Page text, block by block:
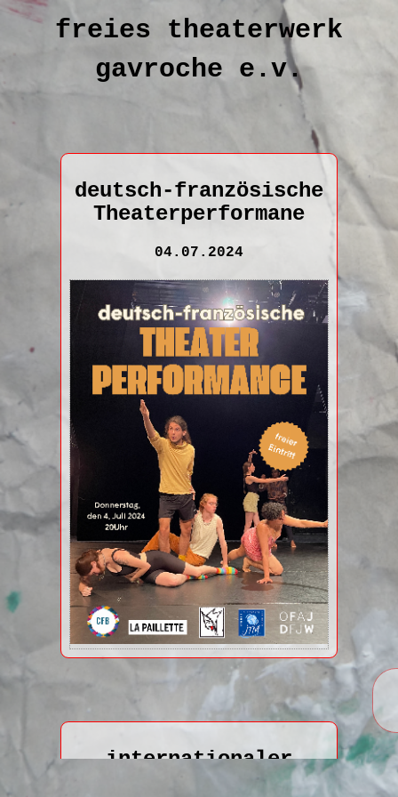
freies theaterwerk
gavroche e.v.
deutsch-französische
Theaterperformane
04.07.2024
internationaler
Theateraustausch